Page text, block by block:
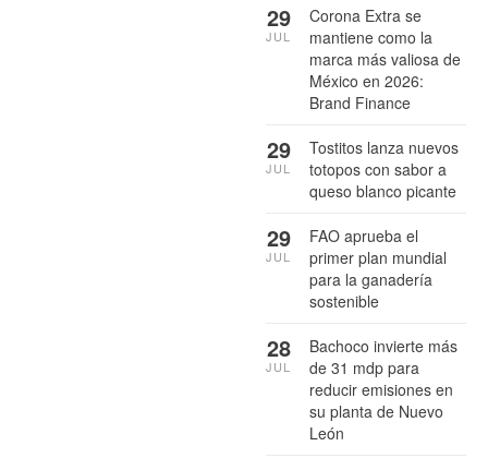
Corona Extra se
mantiene como la
marca más valiosa de
México en 2026:
Brand Finance
29
JUL
Tostitos lanza nuevos
totopos con sabor a
queso blanco picante
29
JUL
FAO aprueba el
primer plan mundial
para la ganadería
sostenible
29
JUL
Bachoco invierte más
de 31 mdp para
reducir emisiones en
su planta de Nuevo
León
28
JUL